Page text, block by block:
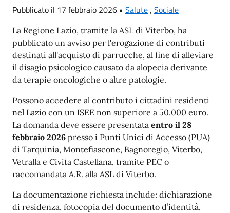
Pubblicato il 17 febbraio 2026 • Salute, Sociale
La Regione Lazio, tramite la ASL di Viterbo, ha
pubblicato un avviso per l'erogazione di contributi
destinati all'acquisto di parrucche, al fine di alleviare
il disagio psicologico causato da alopecia derivante
da terapie oncologiche o altre patologie. ​
Possono accedere al contributo i cittadini residenti
nel Lazio con un ISEE non superiore a 50.000 euro. ​
La domanda deve essere presentata entro il 28
febbraio 2026 presso i Punti Unici di Accesso (PUA)
di Tarquinia, Montefiascone, Bagnoregio, Viterbo,
Vetralla e Civita Castellana, tramite PEC o
raccomandata A.R. alla ASL di Viterbo. ​
La documentazione richiesta include: dichiarazione
di residenza, fotocopia del documento d’identità,